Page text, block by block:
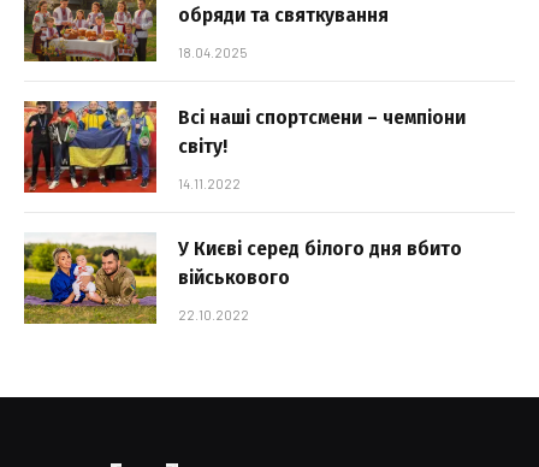
обряди та святкування
18.04.2025
Всі наші спортсмени – чемпіони
світу!
14.11.2022
У Києві серед білого дня вбито
військового
22.10.2022